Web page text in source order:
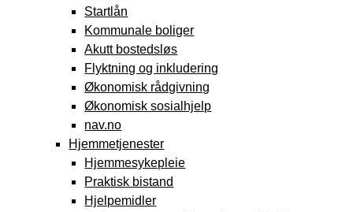
Startlån
Kommunale boliger
Akutt bostedsløs
Flyktning og inkludering
Økonomisk rådgivning
Økonomisk sosialhjelp
nav.no
Hjemmetjenester
Hjemmesykepleie
Praktisk bistand
Hjelpemidler